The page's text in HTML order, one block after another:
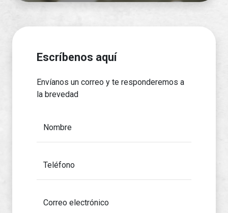
Escríbenos aquí
Envíanos un correo y te responderemos a
la brevedad
Nombre
Teléfono
Correo electrónico